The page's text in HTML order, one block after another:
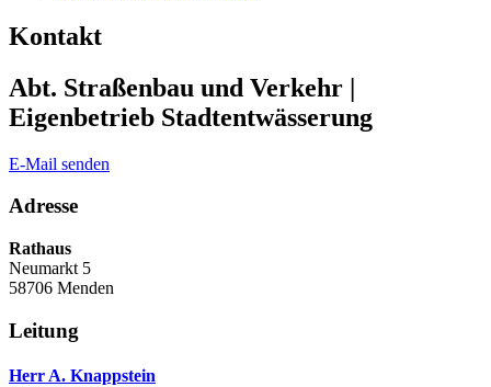
Kontakt
Abt. Straßenbau und Verkehr |
Eigenbetrieb Stadtentwässerung
E-Mail senden
Adresse
Rathaus
Neumarkt 5
58706 Menden
Leitung
Herr A. Knappstein